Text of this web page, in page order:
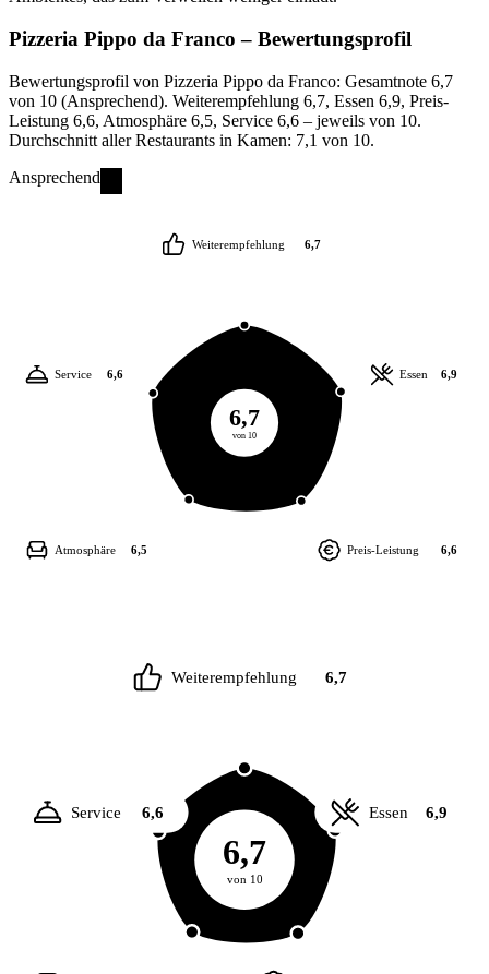
Pizzeria Pippo da Franco – Bewertungsprofil
Bewertungsprofil von Pizzeria Pippo da Franco: Gesamtnote 6,7
von 10 (Ansprechend). Weiterempfehlung 6,7, Essen 6,9, Preis-
Leistung 6,6, Atmosphäre 6,5, Service 6,6 – jeweils von 10.
Durchschnitt aller Restaurants in Kamen: 7,1 von 10.
Ansprechend
6,7
von 10
Weiterempfehlung 6,7
Essen 6,9
Preis-Leistung 6,6
Atmosphäre 6,5
Service 6,6
6,7
von 10
Weiterempfehlung 6,7
Essen 6,9
Service 6,6